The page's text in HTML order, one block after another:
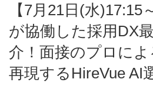
【7月21日(水)17:15～開催】人とAI
が協働した採用DX
介！面接のプロに
再現するHireVue AI